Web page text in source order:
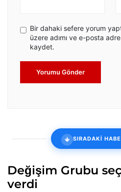
Bir dahaki sefere yorum
üzere adımı ve e-posta
kaydet.
Yorumu Gönder
SIRADAKİ
Değişim Grubu
verdi